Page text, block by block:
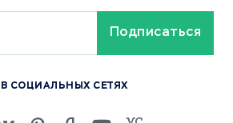
СОЦИАЛЬНЫХ СЕТЯХ